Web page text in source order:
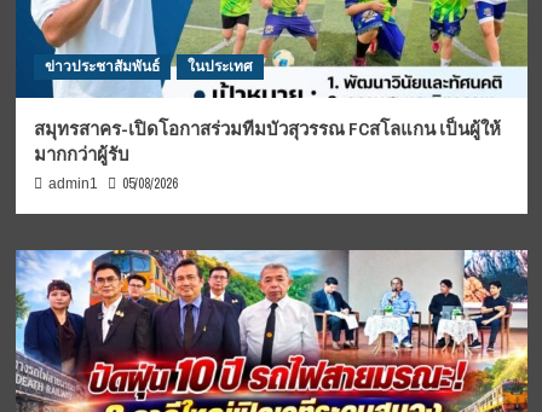
ข่าวประชาสัมพันธ์ ในประเทศ
สมุทรสาคร-เปิดโอกาสร่วมทีมบัวสุวรรณ FCสโลแกน เป็นผู้ให้
มากกว่าผู้รับ
admin1 05/08/2026